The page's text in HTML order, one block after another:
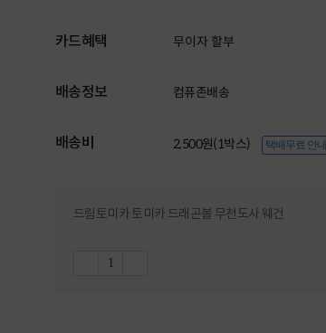
카드혜택 무이자 할부
배송정보 컴퓨존배송
배송비 2,500원(1박스) 택배무료 안내
드림토미카 토미카 드래곤볼 무천도사 웨건